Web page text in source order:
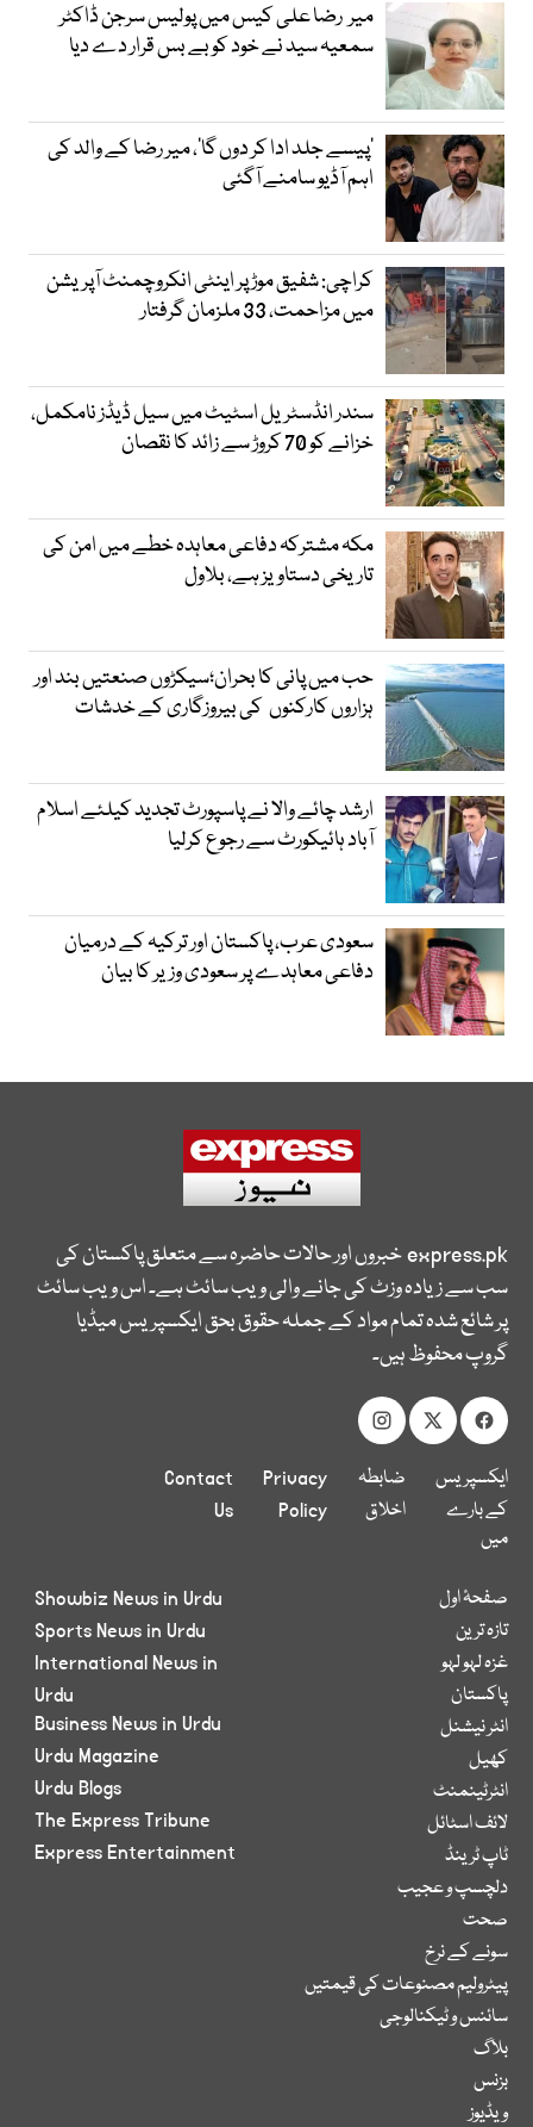
میر رضا علی کیس میں پولیس سرجن ڈاکٹر
سمعیہ سید نے خود کو بے بس قرار دے دیا
’پیسے جلد ادا کر دوں گا‘، میر رضا کے والد کی
اہم آڈیو سامنے آگئی
کراچی: شفیق موڑ پر اینٹی انکروچمنٹ آپریشن
میں مزاحمت، 33 ملزمان گرفتار
سندر انڈسٹریل اسٹیٹ میں سیل ڈیڈز نامکمل،
خزانے کو 70 کروڑ سے زائد کا نقصان
مکہ مشترکہ دفاعی معاہدہ خطے میں امن کی
تاریخی دستاویز ہے، بلاول
حب میں پانی کا بحران؛سیکڑوں صنعتیں بند اور
ہزاروں کارکنوں کی بیروزگاری کے خدشات
ارشد چائے والا نے پاسپورٹ تجدید کیلئے اسلام
آباد ہائیکورٹ سے رجوع کرلیا
سعودی عرب، پاکستان اور ترکیہ کے درمیان
دفاعی معاہدے پر سعودی وزیر کا بیان
express.pkخبروں اور حالات حاضرہ سے متعلق پاکستان کی
سب سے زیادہ وزٹ کی جانے والی ویب سائٹ ہے۔ اس ویب سائٹ
پر شائع شدہ تمام مواد کے جملہ حقوق بحق ایکسپریس میڈیا
گروپ محفوظ ہیں۔
ایکسپریس
کے بارے
میں
ضابطہ
اخلاق
Privacy
Policy
Contact
Us
صفحۂ اول
تازہ ترین
غزہ لہو لہو
پاکستان
انٹر نیشنل
کھیل
انٹرٹینمنٹ
لائف اسٹائل
ٹاپ ٹرینڈ
دلچسپ و عجیب
صحت
سونے کے نرخ
پیٹرولیم مصنوعات کی قیمتیں
سائنس و ٹیکنالوجی
بلاگ
بزنس
ویڈیوز
Showbiz News in Urdu
Sports News in Urdu
International News in
Urdu
Business News in Urdu
Urdu Magazine
Urdu Blogs
The Express Tribune
Express Entertainment